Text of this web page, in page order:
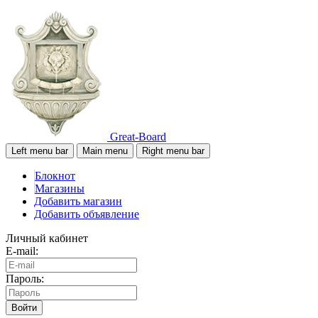
Great-Board
Left menu bar Main menu Right menu bar
Блокнот
Магазины
Добавить магазин
Добавить объявление
Личный кабинет
E-mail:
Пароль:
Войти